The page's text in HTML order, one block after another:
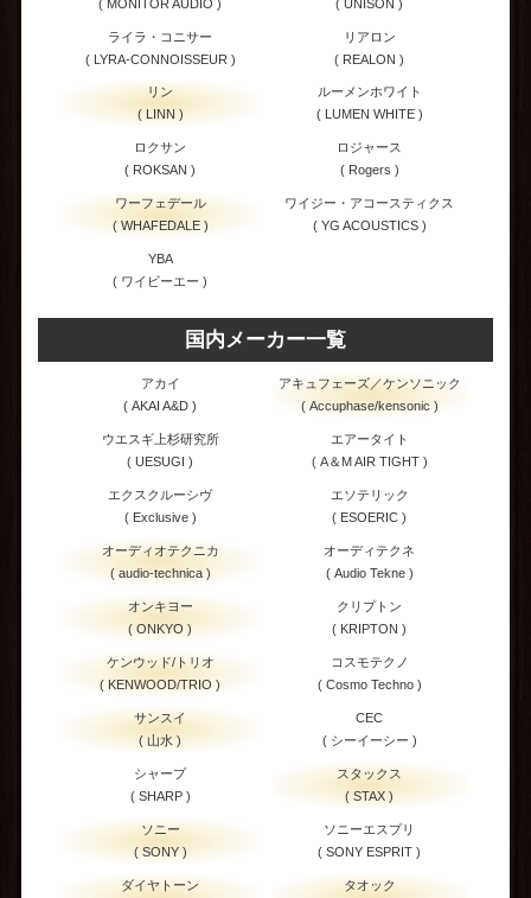
( MONITOR AUDIO ) ( UNISON )
ライラ・コニサー
( LYRA-CONNOISSEUR )
リアロン
( REALON )
リン
( LINN )
ルーメンホワイト
( LUMEN WHITE )
ロクサン
( ROKSAN )
ロジャース
( Rogers )
ワーフェデール
( WHAFEDALE )
ワイジー・アコースティクス
( YG ACOUSTICS )
YBA
( ワイビーエー )
国内メーカー一覧
アカイ
( AKAI A&D )
アキュフェーズ／ケンソニック
( Accuphase/kensonic )
ウエスギ上杉研究所
( UESUGI )
エアータイト
( A＆M AIR TIGHT )
エクスクルーシヴ
( Exclusive )
エソテリック
( ESOERIC )
オーディオテクニカ
( audio-technica )
オーディテクネ
( Audio Tekne )
オンキヨー
( ONKYO )
クリプトン
( KRIPTON )
ケンウッド/トリオ
( KENWOOD/TRIO )
コスモテクノ
( Cosmo Techno )
サンスイ
( 山水 )
CEC
( シーイーシー )
シャープ
( SHARP )
スタックス
( STAX )
ソニー
( SONY )
ソニーエスプリ
( SONY ESPRIT )
ダイヤトーン
タオック